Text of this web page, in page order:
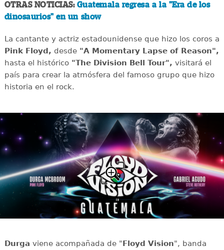
OTRAS NOTICIAS: Guatemala regresa a la "Era de los
dinosaurios" en un show
La cantante y actriz estadounidense que hizo los coros a
Pink Floyd, desde"A Momentary Lapse of Reason",
hasta el histórico"The Division Bell Tour", visitará el
país para crear la atmósfera del famoso grupo que hizo
historia en el rock.
Durga viene acompañada de "Floyd Vision", banda